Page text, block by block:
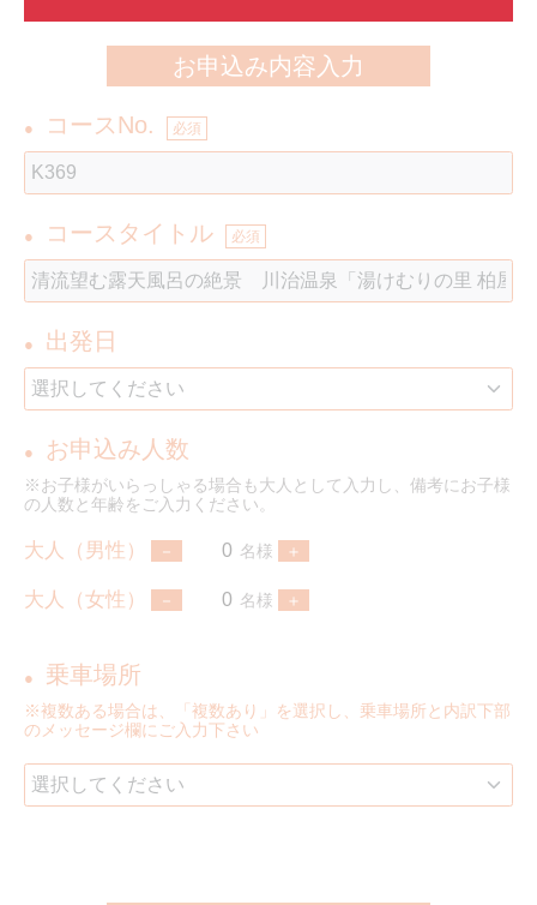
お申込み内容入力
● コースNo. 必須
● コースタイトル 必須
● 出発日
● お申込み人数
※お子様がいらっしゃる場合も大人として入力し、備考にお子様
の人数と年齢をご入力ください。
大人（男性） 名様
大人（女性） 名様
● 乗車場所
※複数ある場合は、「複数あり」を選択し、乗車場所と内訳下部
のメッセージ欄にご入力下さい